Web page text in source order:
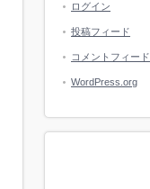
ログイン
投稿フィード
コメントフィード
WordPress.org